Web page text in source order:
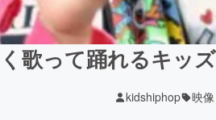
歌って踊れるキッ
kidshiphop 映